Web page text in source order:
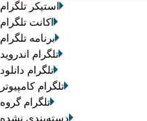
استیکر تلگرام
اکانت تلگرام
برنامه تلگرام
تلگرام اندروید
تلگرام دانلود
تلگرام کامپیوتر
تلگرام گروه
دسته‌بندی نشده